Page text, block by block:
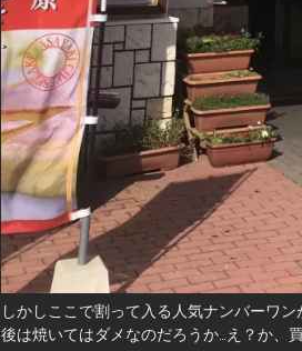
しかしここで割って入る人気ナンバーワ
後は焼いてはダメなのだろうか…え？か、